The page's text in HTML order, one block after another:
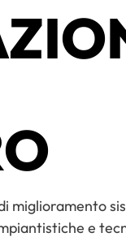
miglioramento
e